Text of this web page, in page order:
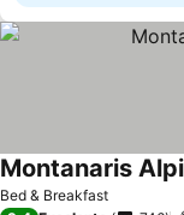
Bed & Breakfast
Montanaris